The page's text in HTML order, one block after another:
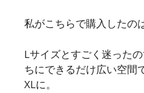
私がこちらで購入したの
Lサイズとすごく迷った
ちにできるだけ広い空間
XLに。